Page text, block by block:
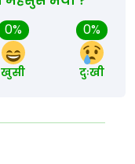
0%
खुसी
0%
दुःखी